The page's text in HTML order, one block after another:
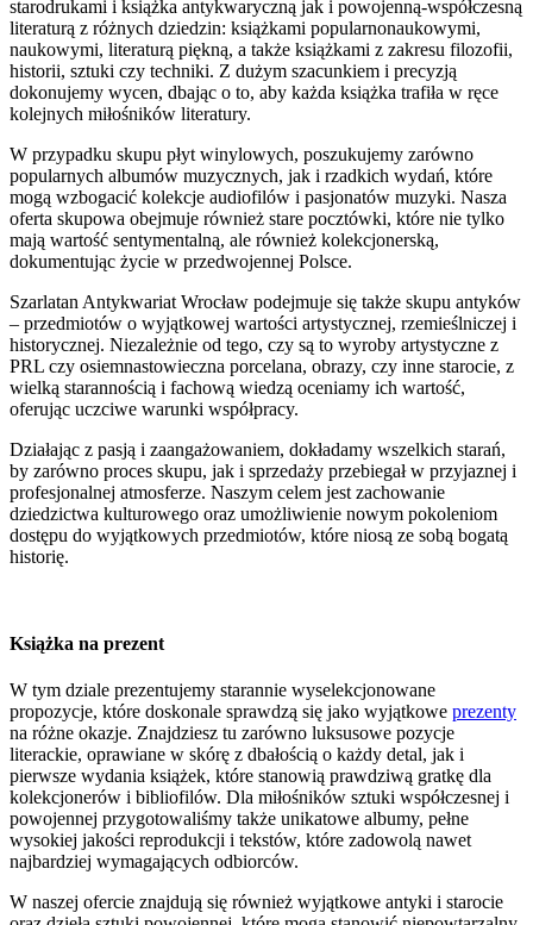
starodrukami i książka antykwaryczną jak i powojenną-współczesną
literaturą z różnych dziedzin: książkami popularnonaukowymi,
naukowymi, literaturą piękną, a także książkami z zakresu filozofii,
historii, sztuki czy techniki. Z dużym szacunkiem i precyzją
dokonujemy wycen, dbając o to, aby każda książka trafiła w ręce
kolejnych miłośników literatury.
W przypadku skupu płyt winylowych, poszukujemy zarówno
popularnych albumów muzycznych, jak i rzadkich wydań, które
mogą wzbogacić kolekcje audiofilów i pasjonatów muzyki. Nasza
oferta skupowa obejmuje również stare pocztówki, które nie tylko
mają wartość sentymentalną, ale również kolekcjonerską,
dokumentując życie w przedwojennej Polsce.
Szarlatan Antykwariat Wrocław podejmuje się także skupu antyków
– przedmiotów o wyjątkowej wartości artystycznej, rzemieślniczej i
historycznej. Niezależnie od tego, czy są to wyroby artystyczne z
PRL czy osiemnastowieczna porcelana, obrazy, czy inne starocie, z
wielką starannością i fachową wiedzą oceniamy ich wartość,
oferując uczciwe warunki współpracy.
Działając z pasją i zaangażowaniem, dokładamy wszelkich starań,
by zarówno proces skupu, jak i sprzedaży przebiegał w przyjaznej i
profesjonalnej atmosferze. Naszym celem jest zachowanie
dziedzictwa kulturowego oraz umożliwienie nowym pokoleniom
dostępu do wyjątkowych przedmiotów, które niosą ze sobą bogatą
historię.
Książka na prezent
W tym dziale prezentujemy starannie wyselekcjonowane
propozycje, które doskonale sprawdzą się jako wyjątkowe prezenty
na różne okazje. Znajdziesz tu zarówno luksusowe pozycje
literackie, oprawiane w skórę z dbałością o każdy detal, jak i
pierwsze wydania książek, które stanowią prawdziwą gratkę dla
kolekcjonerów i bibliofilów. Dla miłośników sztuki współczesnej i
powojennej przygotowaliśmy także unikatowe albumy, pełne
wysokiej jakości reprodukcji i tekstów, które zadowolą nawet
najbardziej wymagających odbiorców.
W naszej ofercie znajdują się również wyjątkowe antyki i starocie